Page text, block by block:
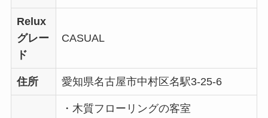
Relux
グレー
ド
CASUAL
住所 愛知県名古屋市中村区名駅3-25-6
・木質フローリングの客室